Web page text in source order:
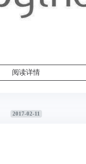
阅读详情
2017-02-11